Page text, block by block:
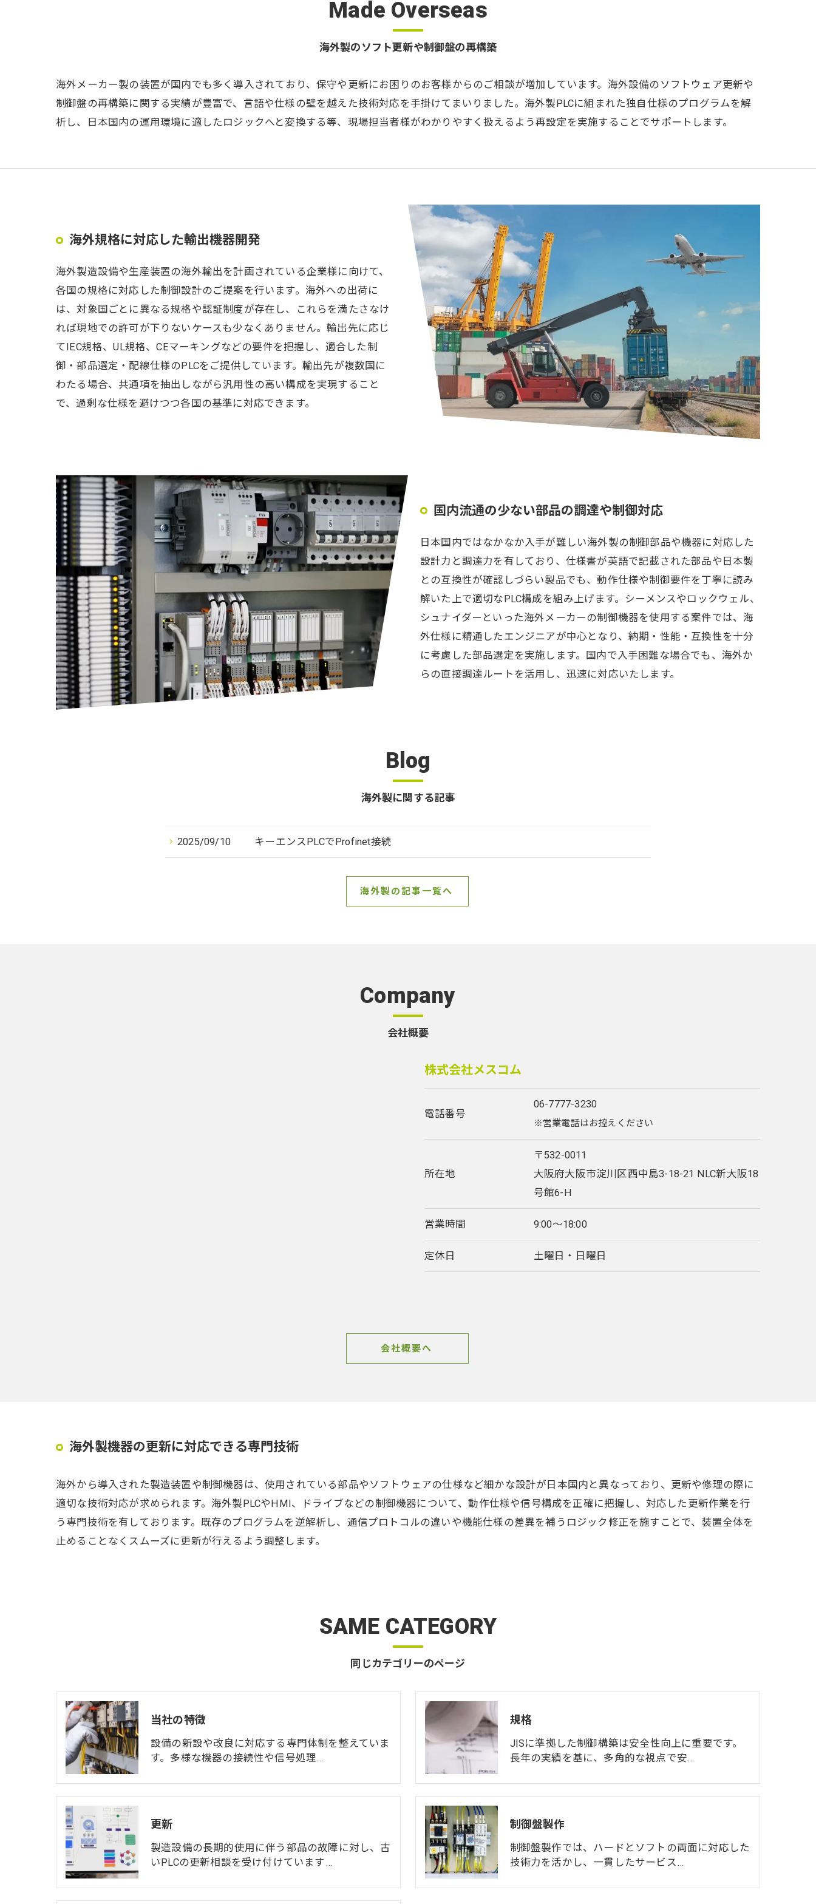
海外製のソフト更新や制御盤の再構築
Made Overseas
海外メーカー製の装置が国内でも多く導入されており、保守や更新にお困りのお客様からのご相談が増加しています。海外設備のソフトウェア更新や
制御盤の再構築に関する実績が豊富で、言語や仕様の壁を越えた技術対応を手掛けてまいりました。海外製PLCに組まれた独自仕様のプログラムを解
析し、日本国内の運用環境に適したロジックへと変換する等、現場担当者様がわかりやすく扱えるよう再設定を実施することでサポートします。
海外規格に対応した輸出機器開発
海外製造設備や生産装置の海外輸出を計画されている企業様に向けて、
各国の規格に対応した制御設計のご提案を行います。海外への出荷に
は、対象国ごとに異なる規格や認証制度が存在し、これらを満たさなけ
れば現地での許可が下りないケースも少なくありません。輸出先に応じ
てIEC規格、UL規格、CEマーキングなどの要件を把握し、適合した制
御・部品選定・配線仕様のPLCをご提供しています。輸出先が複数国に
わたる場合、共通項を抽出しながら汎用性の高い構成を実現すること
で、過剰な仕様を避けつつ各国の基準に対応できます。
国内流通の少ない部品の調達や制御対応
日本国内ではなかなか入手が難しい海外製の制御部品や機器に対応した
設計力と調達力を有しており、仕様書が英語で記載された部品や日本製
との互換性が確認しづらい製品でも、動作仕様や制御要件を丁寧に読み
解いた上で適切なPLC構成を組み上げます。シーメンスやロックウェル、
シュナイダーといった海外メーカーの制御機器を使用する案件では、海
外仕様に精通したエンジニアが中心となり、納期・性能・互換性を十分
に考慮した部品選定を実施します。国内で入手困難な場合でも、海外か
らの直接調達ルートを活用し、迅速に対応いたします。
Blog
海外製に関する記事
2025/09/10 キーエンスPLCでProfinet接続
海外製の記事一覧へ
会社概要
Company
株式会社メスコム
電話番号
06-7777-3230
※営業電話はお控えください
所在地
〒532-0011
大阪府大阪市淀川区西中島3-18-21 NLC新大阪18
号館6-H
営業時間 9:00～18:00
定休日 土曜日・日曜日
会社概要へ
海外製機器の更新に対応できる専門技術
海外から導入された製造装置や制御機器は、使用されている部品やソフトウェアの仕様など細かな設計が日本国内と異なっており、更新や修理の際に
適切な技術対応が求められます。海外製PLCやHMI、ドライブなどの制御機器について、動作仕様や信号構成を正確に把握し、対応した更新作業を行
う専門技術を有しております。既存のプログラムを逆解析し、通信プロトコルの違いや機能仕様の差異を補うロジック修正を施すことで、装置全体を
止めることなくスムーズに更新が行えるよう調整します。
同じカテゴリーのページ
SAME CATEGORY
当社の特徴
設備の新設や改良に対応する専門体制を整えていま
す。多様な機器の接続性や信号処理…
規格
JISに準拠した制御構築は安全性向上に重要です。
長年の実績を基に、多角的な視点で安…
更新
製造設備の長期的使用に伴う部品の故障に対し、古
いPLCの更新相談を受け付けています…
制御盤製作
制御盤製作では、ハードとソフトの両面に対応した
技術力を活かし、一貫したサービス…
お問い合わせはこちら